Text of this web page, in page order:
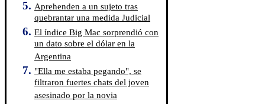
Aprehenden a un sujeto tras
quebrantar una medida Judicial
El índice Big Mac sorprendió con
un dato sobre el dólar en la
Argentina
"Ella me estaba pegando", se
filtraron fuertes chats del joven
asesinado por la novia